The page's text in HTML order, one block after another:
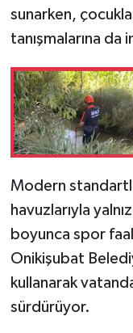
sunarken,
tanışmalarına da
Modern
havuzlarıyla
boyunca spor
Onikişubat
kullanarak
sürdürüyor.